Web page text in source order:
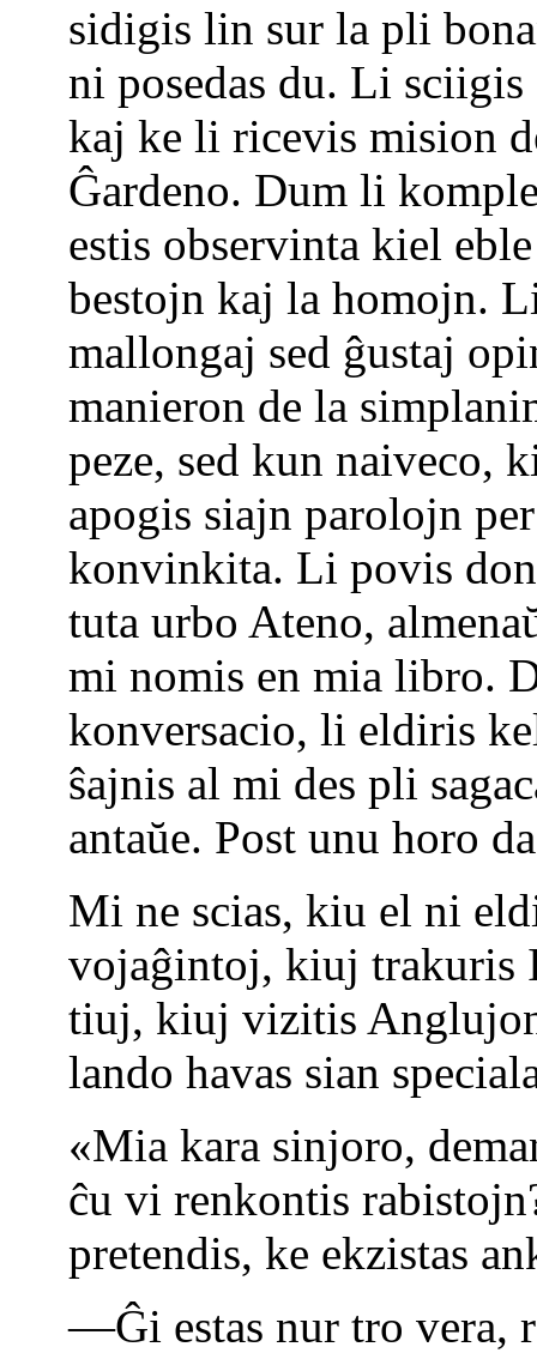
sidigis lin sur la pli
ni posedas du. Li
kaj ke li ricevis mision
Ĝardeno. Dum li
estis observinta kiel
bestojn kaj la homojn.
mallongaj sed ĝustaj
manieron de la
peze, sed kun naiveco,
apogis siajn parolojn
konvinkita. Li povis
tuta urbo Ateno,
mi nomis en mia libro.
konversacio, li eldiris
ŝajnis al mi des pli
antaŭe. Post unu horo
Mi ne scias, kiu el ni
vojaĝintoj, kiuj trakuris
tiuj, kiuj vizitis
lando havas sian
«Mia kara sinjoro,
ĉu vi renkontis
pretendis, ke ekzistas
—Ĝi estas nur tro vera,